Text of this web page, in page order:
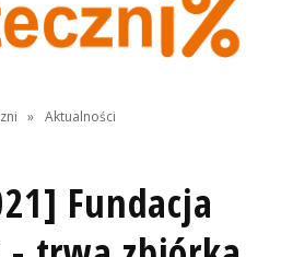
» Aktualności
Fundacja